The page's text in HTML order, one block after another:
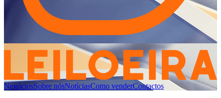
NegóciosSobre nósNotíciasComo venderContactos